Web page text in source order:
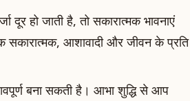
दूर हो जाती है, तो सकारात्मक भावनाएं
आशावादी और जीवन के प्रति
बना सकती है। आभा शुद्धि से आप